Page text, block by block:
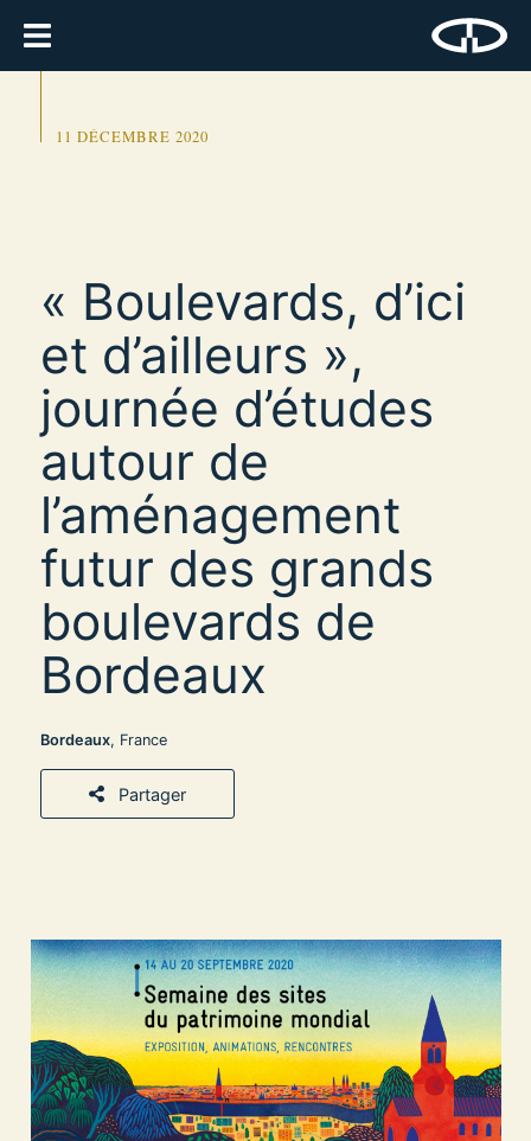
11 DÉCEMBRE 2020
« Boulevards, d’ici
et d’ailleurs »,
journée d’études
autour de
l’aménagement
futur des grands
boulevards de
Bordeaux
Bordeaux, France
Partager